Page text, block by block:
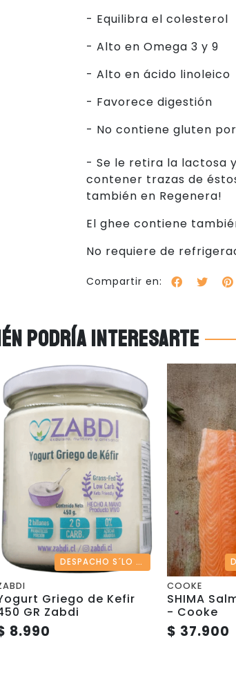
- Equilibra el colesterol
- Alto en Omega 3 y 9
- Alto en ácido linoleico
- Favorece digestión
- No contiene gluten
- Se le retira la lactosa
contener trazas de
también en Regenera!
El ghee contiene
No requiere de
Compartir en:
podría interesarte
DESPACHO S´LO REGIÓN METROPOLITANA
Griego de Kefir
GR Zabdi
8.990
COOKE
SHIMA
- Cooke
$ 37.900